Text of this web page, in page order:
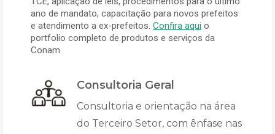
ano de mandato, capacitação para novos prefeitos
e atendimento a ex-prefeitos. Confira aqui o
portfolio completo de produtos e serviços da
Conam
Consultoria Geral
Consultoria e orientação na área
do Terceiro Setor, com ênfase nas